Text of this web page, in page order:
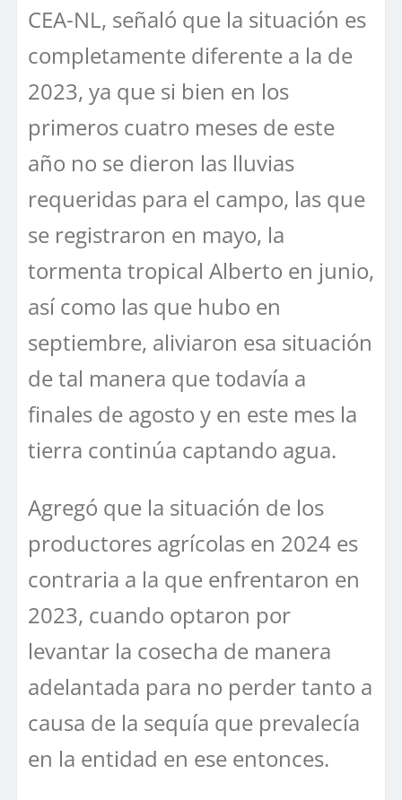
CEA-NL, señaló que la situación es
completamente diferente a la de
2023, ya que si bien en los
primeros cuatro meses de este
año no se dieron las lluvias
requeridas para el campo, las que
se registraron en mayo, la
tormenta tropical Alberto en junio,
así como las que hubo en
septiembre, aliviaron esa situación
de tal manera que todavía a
finales de agosto y en este mes la
tierra continúa captando agua.
Agregó que la situación de los
productores agrícolas en 2024 es
contraria a la que enfrentaron en
2023, cuando optaron por
levantar la cosecha de manera
adelantada para no perder tanto a
causa de la sequía que prevalecía
en la entidad en ese entonces.